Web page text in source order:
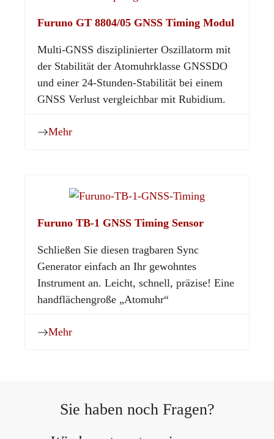
Furuno GT 8804/05 GNSS Timing Modul
Multi-GNSS disziplinierter Oszillatorm mit
der Stabilität der Atomuhrklasse GNSSDO
und einer 24-Stunden-Stabilität bei einem
GNSS Verlust vergleichbar mit Rubidium.
Mehr
Furuno TB-1 GNSS Timing Sensor
Schließen Sie diesen tragbaren Sync
Generator einfach an Ihr gewohntes
Instrument an. Leicht, schnell, präzise! Eine
handflächengroße „Atomuhr“
Mehr
Sie haben noch Fragen?